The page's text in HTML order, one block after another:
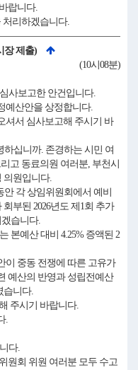
랍니다.
처리하겠습니다.
장 제출)
(10시08분)
사보고한 안건입니다.
예산안을 상정합니다.
셔서 심사보고해 주시기 바
하십니까. 존경하는 시민 여
고 동료의원 여러분, 부천시
의원입니다.
각 상임위원회에서 예비
부된 2026년도 제1회 추가
습니다.
본예산 대비 4.25% 증액된 2
이 중동 전쟁에 따른 고유가
예산의 반영과 성립전예산
습니다.
주시기 바랍니다.
.
다.
원회 위원 여러분 모두 수고